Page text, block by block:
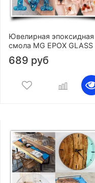
Ювелирная эпоксидная
смола MG EPOX GLASS
689 руб